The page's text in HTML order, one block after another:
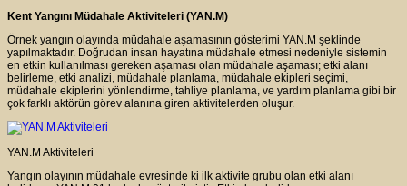
Kent Yangını Müdahale Aktiviteleri (YAN.M)
Örnek yangın olayında müdahale aşamasının gösterimi YAN.M şeklinde
yapılmaktadır. Doğrudan insan hayatına müdahale etmesi nedeniyle sistemin
en etkin kullanılması gereken aşaması olan müdahale aşaması; etki alanı
belirleme, etki analizi, müdahale planlama, müdahale ekipleri seçimi,
müdahale ekiplerini yönlendirme, tahliye planlama, ve yardım planlama gibi bir
çok farklı aktörün görev alanına giren aktivitelerden oluşur.
YAN.M Aktiviteleri
Yangın olayının müdahale evresinde ki ilk aktivite grubu olan etki alanı